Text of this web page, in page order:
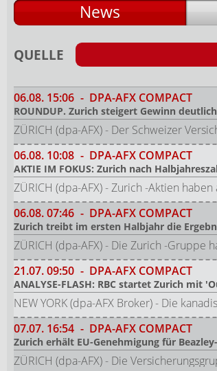
News
QUELLE
06.08. 15:06 - DPA-AFX COMPACT
ROUNDUP. Zurich steigert Gewinn
ZÜRICH (dpa-AFX) - Der Schweizer
06.08. 10:08 - DPA-AFX COMPACT
AKTIE IM FOKUS: Zurich nach
ZÜRICH (dpa-AFX) - Zurich -Aktien
06.08.07:46 - DPA-AFX COMPACT
Zurich treibt im ersten Halbjahr die
ZÜRICH (dpa-AFX) - Die Zurich -
21.07.09:50 - DPA-AFX COMPACT
ANALYSE-FLASH: RBC startet Zurich mit
NEW YORK (dpa-AFX Broker) - Die
07.07. 16:54 - DPA-AFX COMPACT
Zurich erhält EU-Genehmigung für
ZÜRICH (dpa-AFX) - Die